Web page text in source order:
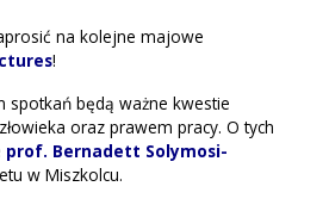
na kolejne majowe
!
spotkań będą ważne kwestie
oraz prawem pracy. O tych
prof. Bernadett Solymosi-
w Miszkolcu.